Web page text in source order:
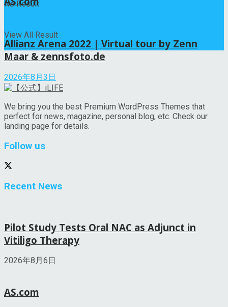
No Result
View All Result
Allianz Arena 2022 | Virtual tour by Zenn
Maar & zennsfoto.de
2026年8月3日
We bring you the best Premium WordPress Themes that
perfect for news, magazine, personal blog, etc. Check our
landing page for details.
Follow us
Recent News
Pilot Study Tests Oral NAC as Adjunct in
Vitiligo Therapy
2026年8月6日
AS.com